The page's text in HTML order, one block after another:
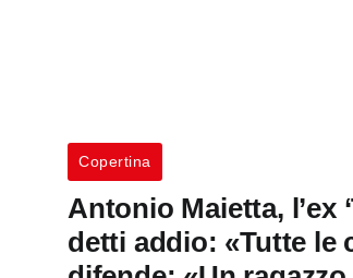
Copertina
Antonio Maietta, l’ex
detti addio: «Tutte le